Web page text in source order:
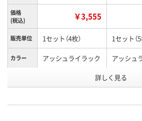
価格
(税込)
￥3,555
販売単位 1セット（4枚） 1セット（5
カラー アッシュライラック アッシュ
X106590
詳しく見る